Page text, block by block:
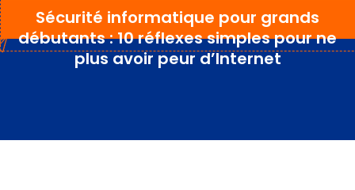
Sécurité informatique pour grands
débutants : 10 réflexes simples pour ne
plus avoir peur d’Internet